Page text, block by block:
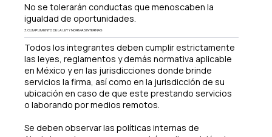
No se tolerarán conductas que menoscaben la
igualdad de oportunidades.
3. CUMPLIMIENTO DE LA LEY Y NORMAS INTERNAS
Todos los integrantes deben cumplir estrictamente
las leyes, reglamentos y demás normativa aplicable
en México y en las jurisdicciones donde brinde
servicios la firma, así como en la jurisdicción de su
ubicación en caso de que este prestando servicios
o laborando por medios remotos.
Se deben observar las políticas internas de